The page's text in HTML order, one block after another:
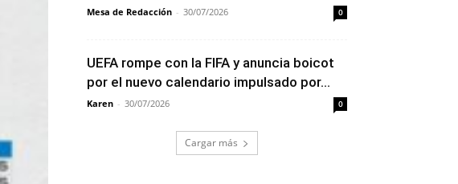
Mesa de Redacción - 30/07/2026 0
UEFA rompe con la FIFA y anuncia boicot
por el nuevo calendario impulsado por...
Karen - 30/07/2026 0
Cargar más